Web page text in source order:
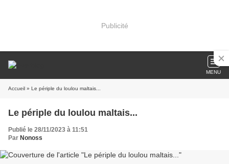
Publicité
MENU
Accueil » Le périple du loulou maltais...
Le périple du loulou maltais...
Publié le 28/11/2023 à 11:51
Par Nonoss